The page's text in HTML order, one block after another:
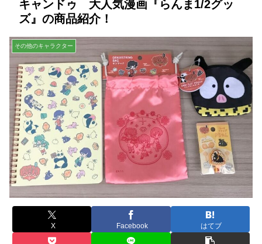
キャンドゥ 大人気漫画『らんま1/2グッ
ズ』の商品紹介！
その他のキャラクター
X Facebook はてブ